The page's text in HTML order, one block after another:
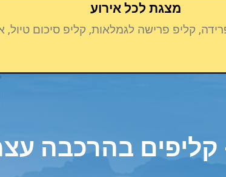
מצגת לכל אירוע
קליפ פרישה לגמלאות, קליפ סיכום
בהרכבה